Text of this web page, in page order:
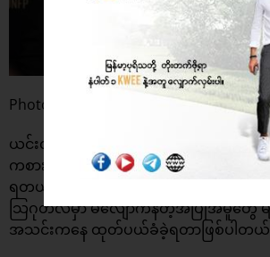
Photo: The Sun
ယင်းလုပ်ရပ်ကြောင့် ရာမီဟာ လော့စ်အိန်ဂျလိ
ကစားသမားဘဝကို အဆုံးသတ်ချင်တဲ့
ရတယ်လို့ သိရပြီး ရာမီအတွက် သတင်းဆိုးက
သြဂုတ်လမှာ မလျော်ကန်တဲ့အပြုအမူတွေ မျာ
အသင်းကနေ ထုတ်ပယ်ခံခဲ့ရတာဖြစ်ပါတယ်